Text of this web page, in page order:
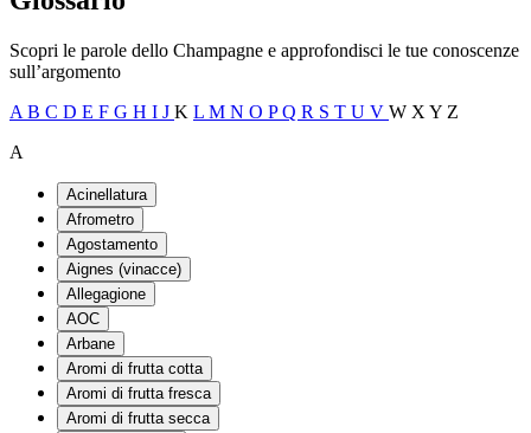
Scopri le parole dello Champagne e approfondisci le tue conoscenze
sull’argomento
A B C D E F G H I J K L M N O PQ R S T U V W X Y Z
A
Acinellatura
Afrometro
Agostamento
Aignes (vinacce)
Allegagione
AOC
Arbane
Aromi di frutta cotta
Aromi di frutta fresca
Aromi di frutta secca